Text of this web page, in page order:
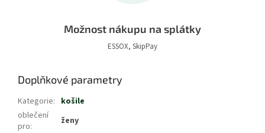
Možnost nákupu na splátky
ESSOX, SkipPay
Doplňkové parametry
Kategorie: košile
oblečení
pro: ženy